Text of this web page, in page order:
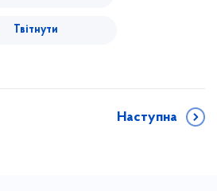
Твітнути
Наступна